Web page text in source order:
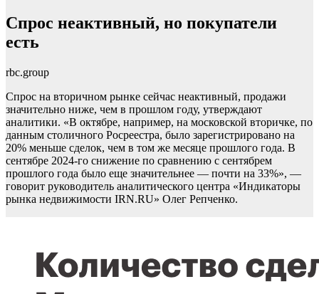
Спрос неактивный, но покупатели
есть
rbc.group
Спрос на вторичном рынке сейчас неактивный, продажи
значительно ниже, чем в прошлом году, утверждают
аналитики. «В октябре, например, на московской вторичке, по
данным столичного Росреестра, было зарегистрировано на
20% меньше сделок, чем в том же месяце прошлого года. В
сентябре 2024-го снижение по сравнению с сентябрем
прошлого года было еще значительнее — почти на 33%», —
говорит руководитель аналитического центра «Индикаторы
рынка недвижимости IRN.RU» Олег Репченко.